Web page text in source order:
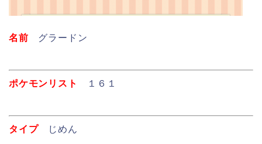
名前 グラードン
ポケモンリスト １６１
タイプ じめん